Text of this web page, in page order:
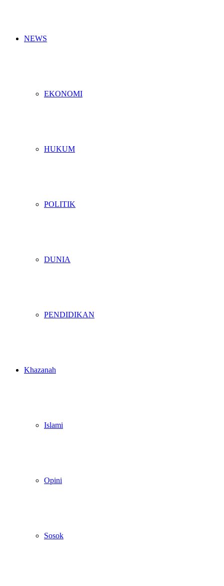
NEWS
EKONOMI
HUKUM
POLITIK
DUNIA
PENDIDIKAN
Khazanah
Islami
Opini
Sosok